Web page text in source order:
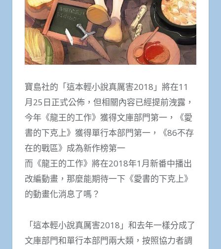
寶島社的「這本輕小說真厲害2018」將在11
月25日正式公佈，但相關內容已經提前洩露，
今年《龍王的工作》獲得文庫部門第一，《愛
書的下克上》獲得單行本部門第一，《86不存
在的戰區》成為新作榜第一
而《龍王的工作》將在2018年1月新番中播出
改編動畫，那麼能期待一下《愛書的下克上》
的動畫化消息了嗎？
「這本輕小說真厲害2018」和去年一樣分成了
文庫部門和單行本部門兩大類，按照協力者調